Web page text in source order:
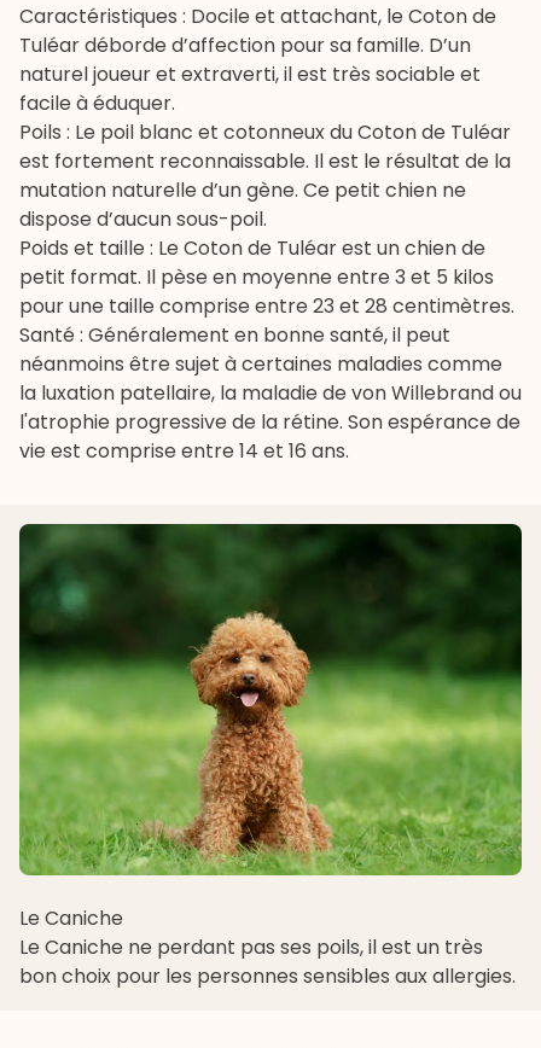
Caractéristiques : Docile et attachant, le Coton de
Tuléar déborde d’affection pour sa famille. D’un
naturel joueur et extraverti, il est très sociable et
facile à éduquer.
Poils : Le poil blanc et cotonneux du Coton de Tuléar
est fortement reconnaissable. Il est le résultat de la
mutation naturelle d’un gène. Ce petit chien ne
dispose d’aucun sous-poil.
Poids et taille : Le Coton de Tuléar est un chien de
petit format. Il pèse en moyenne entre 3 et 5 kilos
pour une taille comprise entre 23 et 28 centimètres.
Santé : Généralement en bonne santé, il peut
néanmoins être sujet à certaines maladies comme
la luxation patellaire, la maladie de von Willebrand ou
l'atrophie progressive de la rétine. Son espérance de
vie est comprise entre 14 et 16 ans.
Le Caniche
Le Caniche ne perdant pas ses poils, il est un très
bon choix pour les personnes sensibles aux allergies.